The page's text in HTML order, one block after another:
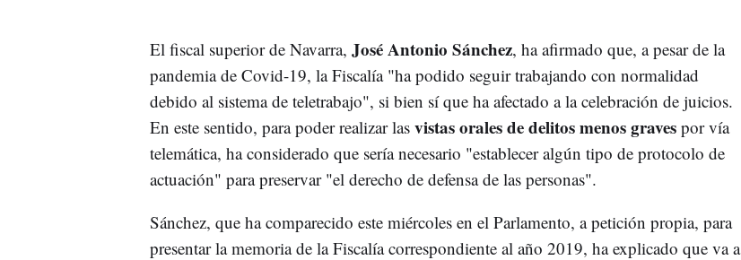
El fiscal superior de Navarra, José Antonio Sánchez, ha afirmado que, a pesar de la
pandemia de Covid-19, la Fiscalía "ha podido seguir trabajando con normalidad
debido al sistema de teletrabajo", si bien sí que ha afectado a la celebración de juicios.
En este sentido, para poder realizar las vistas orales de delitos menos gravespor vía
telemática, ha considerado que sería necesario "establecer algún tipo de protocolo de
actuación" para preservar "el derecho de defensa de las personas".
Sánchez, que ha comparecido este miércoles en el Parlamento, a petición propia, para
presentar la memoria de la Fiscalía correspondiente al año 2019, ha explicado que va a